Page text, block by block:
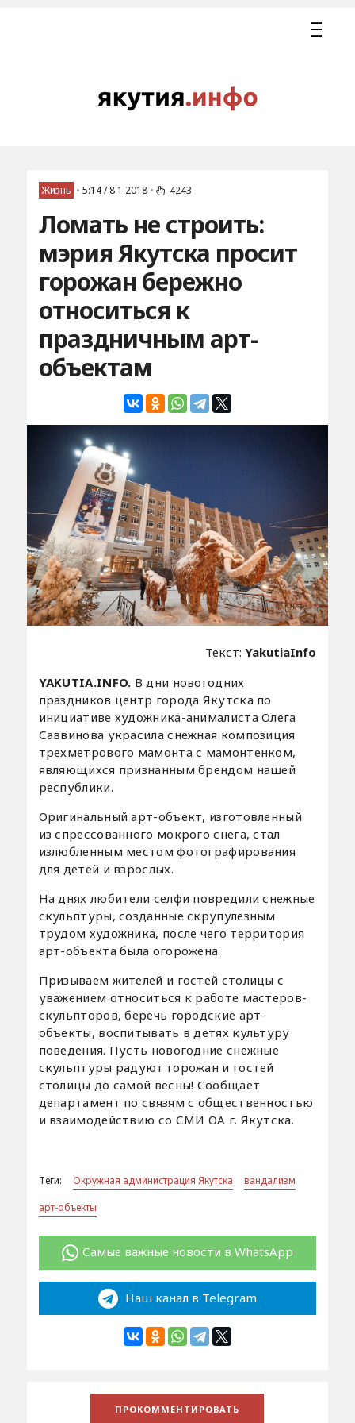
Жизнь • 5:14 / 8.1.2018 • 4243
Ломать не строить:
мэрия Якутска просит
горожан бережно
относиться к
праздничным арт-
объектам
Текст:YakutiaInfo
YAKUTIA.INFO. В дни новогодних
праздников центр города Якутска по
инициативе художника-анималиста Олега
Саввинова украсила снежная композиция
трехметрового мамонта с мамонтенком,
являющихся признанным брендом нашей
республики.
Оригинальный арт-объект, изготовленный
из спрессованного мокрого снега, стал
излюбленным местом фотографирования
для детей и взрослых.
На днях любители селфи повредили снежные
скульптуры, созданные скрупулезным
трудом художника, после чего территория
арт-объекта была огорожена.
Призываем жителей и гостей столицы с
уважением относиться к работе мастеров-
скульпторов, беречь городские арт-
объекты, воспитывать в детях культуру
поведения. Пусть новогодние снежные
скульптуры радуют горожан и гостей
столицы до самой весны! Сообщает
департамент по связям с общественностью
и взаимодействию со СМИ ОА г. Якутска.
Теги: Окружная администрация Якутска
вандализм
арт-объекты
Самые важные новости в WhatsApp
Наш канал в Telegram